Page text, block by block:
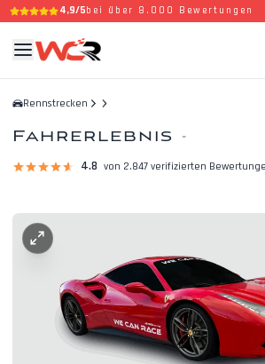
4,9/5bei über 8.000 Bewertungen
Rennstrecken
Fahrerlebnis -
4.8 von 2.847 verifizierten